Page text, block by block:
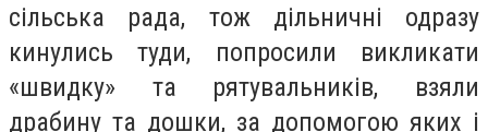
сільська рада, тож дільничні одразу
кинулись туди, попросили викликати
«швидку» та рятувальників, взяли
драбину та дошки, за допомогою яких і